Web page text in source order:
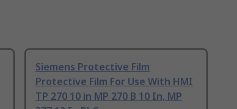
Siemens Protective Film
Protective Film For Use With HMI
TP 270 10 in MP 270 B 10 In, MP